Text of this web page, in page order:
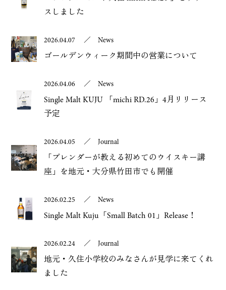
スしました
2026.04.07／ News
ゴールデンウィーク期間中の営業について
2026.04.06／ News
Single Malt KUJU 「michi RD.26」4月リリース
予定
2026.04.05 ／ Journal
「ブレンダーが教える初めてのウイスキー講
座」を地元・大分県竹田市でも開催
2026.02.25 ／ News
Single Malt Kuju「Small Batch 01」Release！
2026.02.24／ Journal
地元・久住小学校のみなさんが見学に来てくれ
ました